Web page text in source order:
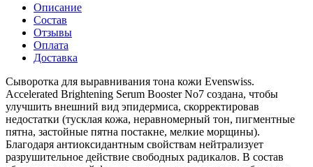
Описание
Состав
Отзывы
Оплата
Доставка
Сыворотка для выравнивания тона кожи Evenswiss.
Accelerated Brightening Serum Booster No7 создана, чтобы
улучшить внешний вид эпидермиса, скорректировав
недостатки (тусклая кожа, неравномерный тон, пигментные
пятна, застойные пятна постакне, мелкие морщины).
Благодаря антиоксидантным свойствам нейтрализует
разрушительное действие свободных радикалов. В состав